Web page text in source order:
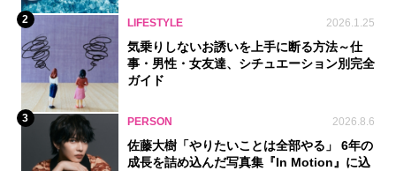
2 LIFESTYLE 2026.1.25
気乗りしないお誘いを上手に断る方法～仕
事・男性・女友達、シチュエーション別完全
ガイド
3 PERSON 2026.8.6
佐藤大樹「やりたいことは全部やる」 6年の
成長を詰め込んだ写真集『In Motion』に込